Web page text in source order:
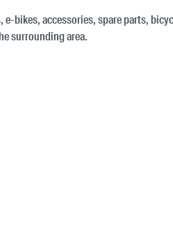
bikes, accessories, spare parts,
surrounding area.